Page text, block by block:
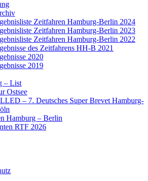
Zeitfahren Hamburg-Berlin 2024
Zeitfahren Hamburg-Berlin 2023
Zeitfahren Hamburg-Berlin 2022
des Zeitfahrens HH-B 2021
2020
2019
– List
Ostsee
– 7. Deutsches Super Brevet Hamburg-
Hamburg – Berlin
RTF 2026